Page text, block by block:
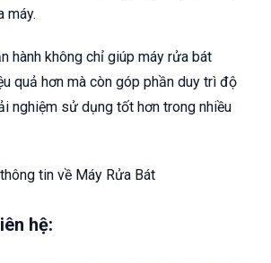
máy.
hành không chỉ giúp máy rửa bát
quả hơn mà còn góp phần duy trì độ
nghiệm sử dụng tốt hơn trong nhiều
tin về Máy Rửa Bát
hệ: